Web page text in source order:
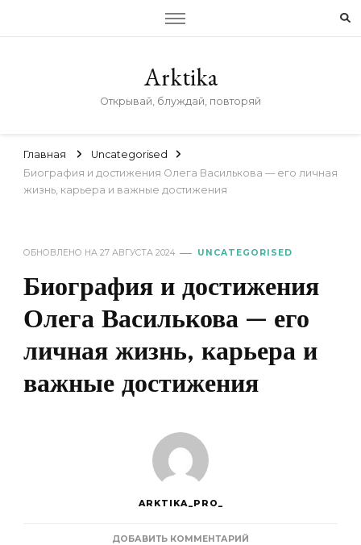
Arktika
Открывай, блуждай, повторяй
Главная
Uncategorised
Биография и достижения Олега Василькова — его личная
жизнь, карьера и важные достижения
ОБНОВЛЕНО НА 27 АВГУСТА 2024 UNCATEGORISED
Биография и достижения
Олега Василькова — его
личная жизнь, карьера и
важные достижения
ARKTIKA_PRO_
ДОБАВИТЬ КОММЕНТАРИЙ